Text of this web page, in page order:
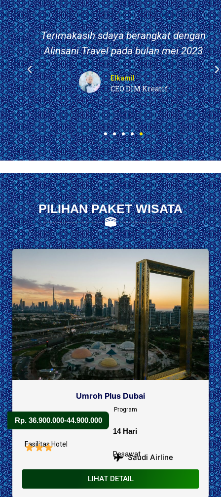
Terimakasih sdaya berangkat dengan
Alinsani Travel pada bulan mei 2023
Elkamil
CEO DIM Kreatif
PILIHAN PAKET WISATA
Umroh Plus Dubai
Rp. 36.900.000-44.900.000
Fasilitas Hotel
Program
14 Hari
PesawatSaudi Airline
LIHAT DETAIL